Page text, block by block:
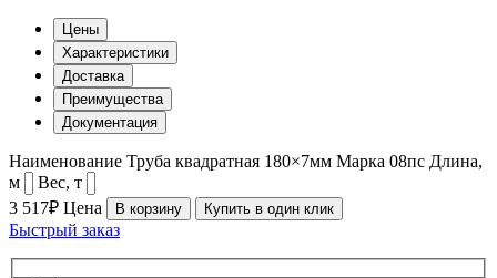
Цены
Характеристики
Доставка
Преимущества
Документация
Наименование Труба квадратная 180×7мм Марка 08пс Длина,
м
Вес, т
3 517₽ Цена В корзину Купить в один клик
Быстрый заказ